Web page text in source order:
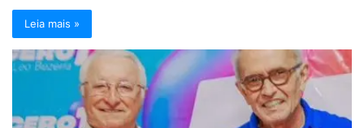
Leia mais »